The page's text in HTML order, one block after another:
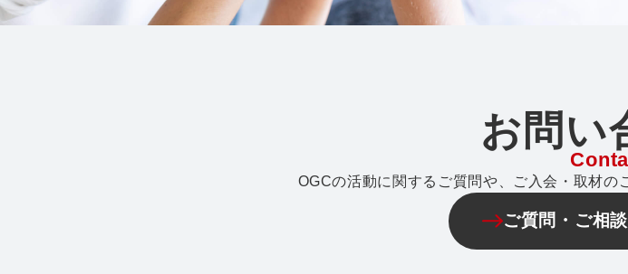
お問い
OGCの活動に関するご質問や、ご入会・取材の
ご質問・ご相